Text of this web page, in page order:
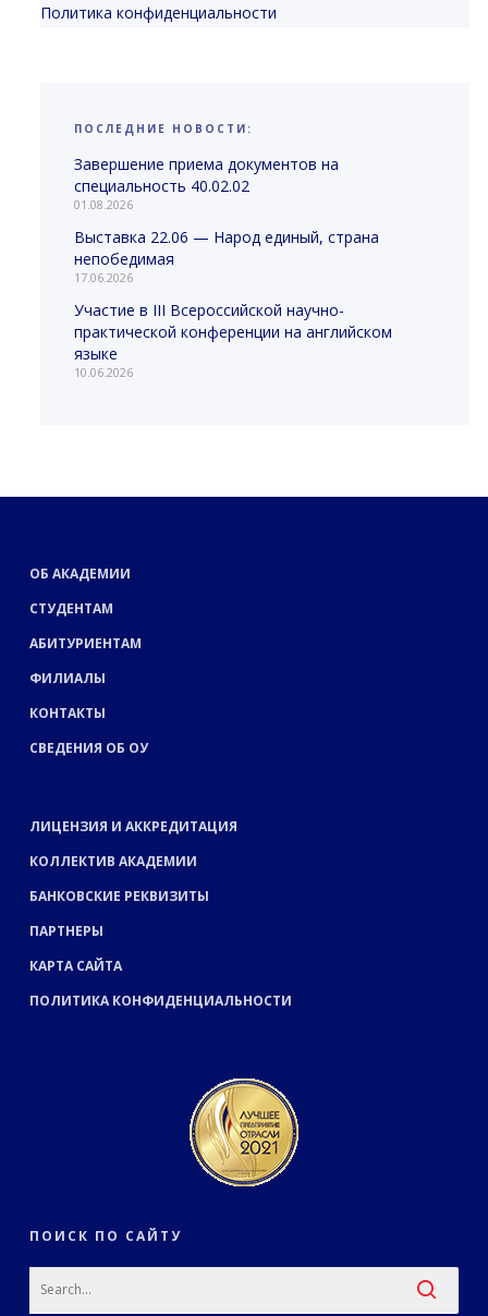
Политика конфиденциальности
ПОСЛЕДНИЕ НОВОСТИ:
Завершение приема документов на
специальность 40.02.02
01.08.2026
Выставка 22.06 — Народ единый, страна
непобедимая
17.06.2026
Участие в III Всероссийской научно-
практической конференции на английском
языке
10.06.2026
ОБ АКАДЕМИИ
СТУДЕНТАМ
АБИТУРИЕНТАМ
ФИЛИАЛЫ
КОНТАКТЫ
СВЕДЕНИЯ ОБ ОУ
ЛИЦЕНЗИЯ И АККРЕДИТАЦИЯ
КОЛЛЕКТИВ АКАДЕМИИ
БАНКОВСКИЕ РЕКВИЗИТЫ
ПАРТНЕРЫ
КАРТА САЙТА
ПОЛИТИКА КОНФИДЕНЦИАЛЬНОСТИ
ПОИСК ПО САЙТУ